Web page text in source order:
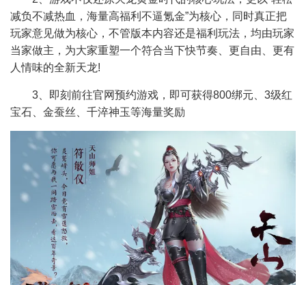
减负不减热血，海量高福利不逼氪金”为核心，同时真正把
玩家意见做为核心，不管版本内容还是福利玩法，均由玩家
当家做主，为大家重塑一个符合当下快节奏、更自由、更有
人情味的全新天龙!
3、即刻前往官网预约游戏，即可获得800绑元、3级红
宝石、金蚕丝、千淬神玉等海量奖励